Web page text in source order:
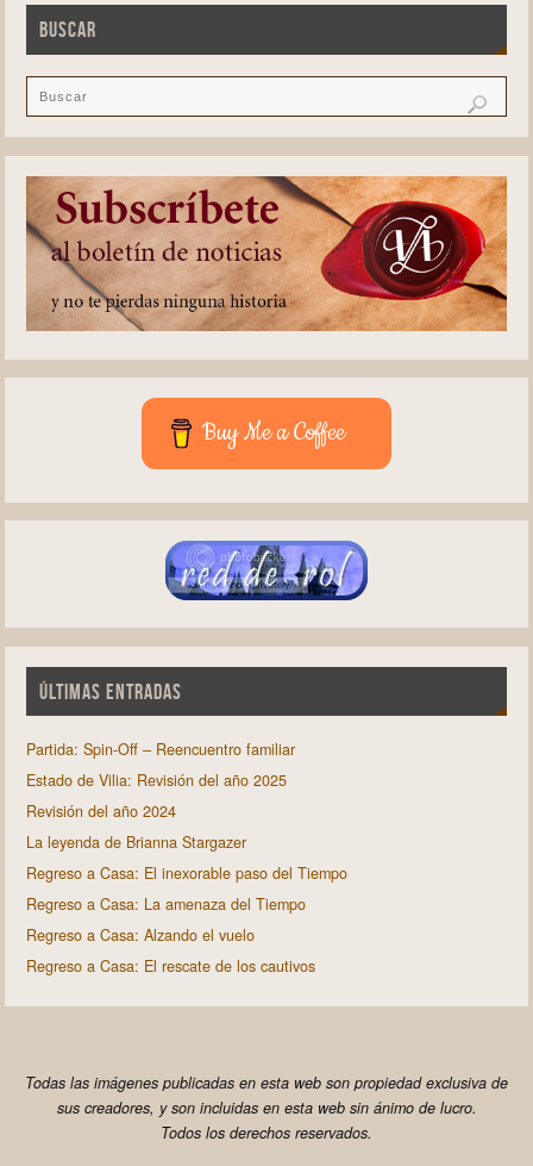
BUSCAR
Buy Me a Coffee
ÚLTIMAS ENTRADAS
Partida: Spin-Off – Reencuentro familiar
Estado de Vilia: Revisión del año 2025
Revisión del año 2024
La leyenda de Brianna Stargazer
Regreso a Casa: El inexorable paso del Tiempo
Regreso a Casa: La amenaza del Tiempo
Regreso a Casa: Alzando el vuelo
Regreso a Casa: El rescate de los cautivos
Todas las imágenes publicadas en esta web son propiedad exclusiva de
sus creadores, y son incluidas en esta web sin ánimo de lucro.
Todos los derechos reservados.